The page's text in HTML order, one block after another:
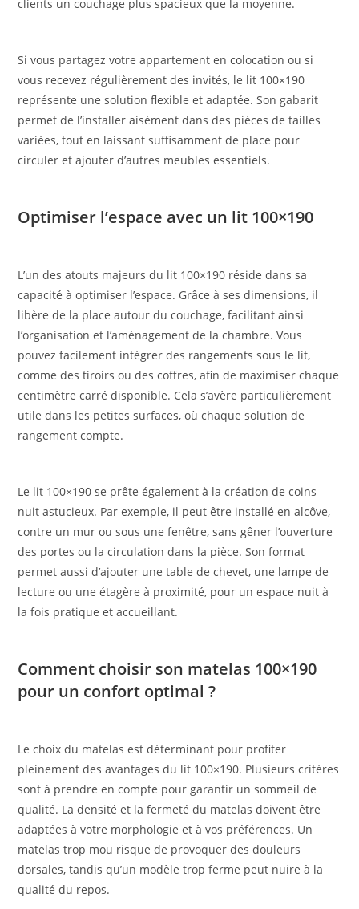
clients un couchage plus spacieux que la moyenne.
Si vous partagez votre appartement en colocation ou si
vous recevez régulièrement des invités, le lit 100×190
représente une solution flexible et adaptée. Son gabarit
permet de l’installer aisément dans des pièces de tailles
variées, tout en laissant suffisamment de place pour
circuler et ajouter d’autres meubles essentiels.
Optimiser l’espace avec un lit 100×190
L’un des atouts majeurs du lit 100×190 réside dans sa
capacité à optimiser l’espace. Grâce à ses dimensions, il
libère de la place autour du couchage, facilitant ainsi
l’organisation et l’aménagement de la chambre. Vous
pouvez facilement intégrer des rangements sous le lit,
comme des tiroirs ou des coffres, afin de maximiser chaque
centimètre carré disponible. Cela s’avère particulièrement
utile dans les petites surfaces, où chaque solution de
rangement compte.
Le lit 100×190 se prête également à la création de coins
nuit astucieux. Par exemple, il peut être installé en alcôve,
contre un mur ou sous une fenêtre, sans gêner l’ouverture
des portes ou la circulation dans la pièce. Son format
permet aussi d’ajouter une table de chevet, une lampe de
lecture ou une étagère à proximité, pour un espace nuit à
la fois pratique et accueillant.
Comment choisir son matelas 100×190
pour un confort optimal ?
Le choix du matelas est déterminant pour profiter
pleinement des avantages du lit 100×190. Plusieurs critères
sont à prendre en compte pour garantir un sommeil de
qualité. La densité et la fermeté du matelas doivent être
adaptées à votre morphologie et à vos préférences. Un
matelas trop mou risque de provoquer des douleurs
dorsales, tandis qu’un modèle trop ferme peut nuire à la
qualité du repos.